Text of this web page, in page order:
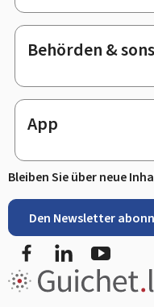
Behörden &
App
Bleiben Sie über neue
Den Newsletter
FacebookLinkedIn